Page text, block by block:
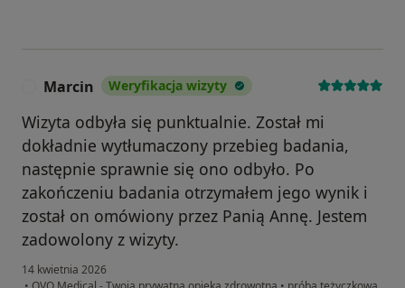
Marcin Weryfikacja wizyty
Wizyta odbyła się punktualnie. Został mi
dokładnie wytłumaczony przebieg badania,
następnie sprawnie się ono odbyło. Po
zakończeniu badania otrzymałem jego wynik i
został on omówiony przez Panią Annę. Jestem
zadowolony z wizyty.
14 kwietnia 2026